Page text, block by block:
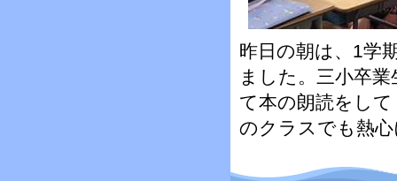
昨日の朝は、1学
ました。三小卒
て本の朗読をし
のクラスでも熱